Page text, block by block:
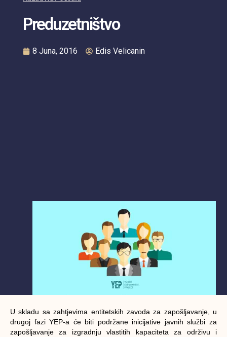
Preduzetništvo
8 Juna, 2016 Edis Velicanin
U skladu sa zahtjevima entitetskih zavoda za zapošljavanje, u
drugoj fazi YEP-a će biti podržane inicijative javnih službi za
zapošljavanje za izgradnju vlastitih kapaciteta za održivu i